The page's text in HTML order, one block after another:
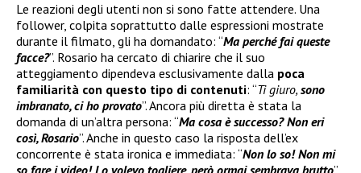
Le reazioni degli utenti non si sono fatte attendere. Una
follower, colpita soprattutto dalle espressioni mostrate
durante il filmato, gli ha domandato: “Ma perché fai queste
facce?”. Rosario ha cercato di chiarire che il suo
atteggiamento dipendeva esclusivamente dalla poca
familiarità con questo tipo di contenuti: “Ti giuro, sono
imbranato, ci ho provato”. Ancora più diretta è stata la
domanda di un’altra persona: “Ma cosa è successo? Non eri
così, Rosario”. Anche in questo caso la risposta dell’ex
concorrente è stata ironica e immediata: “Non lo so! Non mi